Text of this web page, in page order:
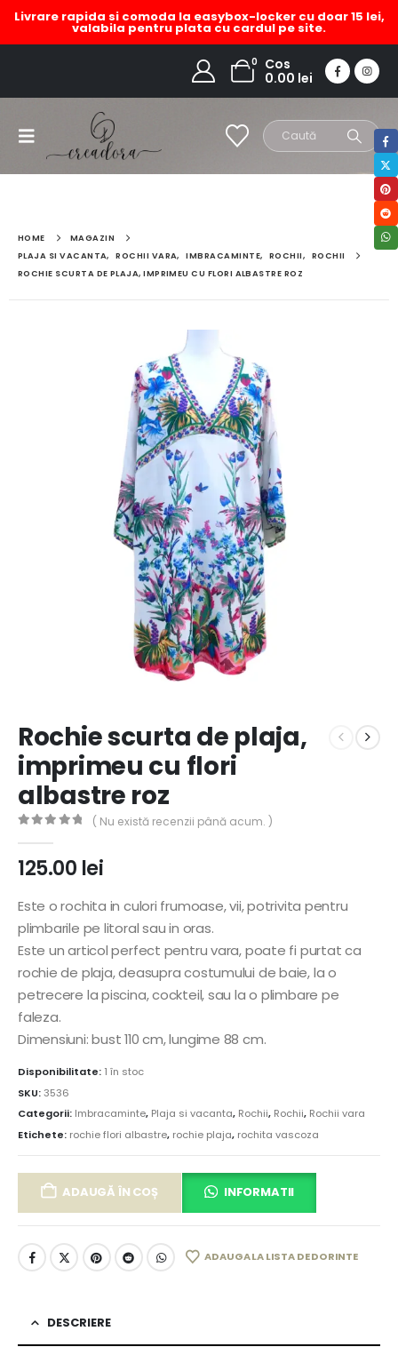
Livrare rapida si comoda la easybox-locker cu doar 15 lei,
valabila pentru plata cu cardul pe site.
0
Cos
0.00 lei
HOME
MAGAZIN
PLAJA SI VACANTA, ROCHII VARA, IMBRACAMINTE, ROCHII,
ROCHII
ROCHIE SCURTA DE PLAJA, IMPRIMEU CU FLORI ALBASTRE ROZ
Rochie scurta de plaja,
imprimeu cu flori
albastre roz
( Nu există recenzii până acum. )
125.00 lei
Este o rochita in culori frumoase, vii, potrivita pentru
plimbarile pe litoral sau in oras.
Este un articol perfect pentru vara, poate fi purtat ca
rochie de plaja, deasupra costumului de baie, la o
petrecere la piscina, cockteil, sau la o plimbare pe
faleza.
Dimensiuni: bust 110 cm, lungime 88 cm.
Disponibilitate: 1 în stoc
SKU:3536
Categorii: Imbracaminte, Plaja si vacanta, Rochii, Rochii, Rochii vara
Etichete: rochie flori albastre, rochie plaja, rochita vascoza
ADAUGĂ ÎN COȘ INFORMATII
ADAUGA LA LISTA DE DORINTE
DESCRIERE